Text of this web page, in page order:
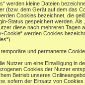
werden kleine Dateien
(bzw. dem Gerät auf dem das
Cookies bezeichnet, die
Status gespeichert werden.
diese nach mehreren Tagen
Cookie“ werden Cookies
und permanente
Nutzer um eine Einwilligung in
Cookies der Nutzer
Betrieb unseres
sofern der Einsatz von